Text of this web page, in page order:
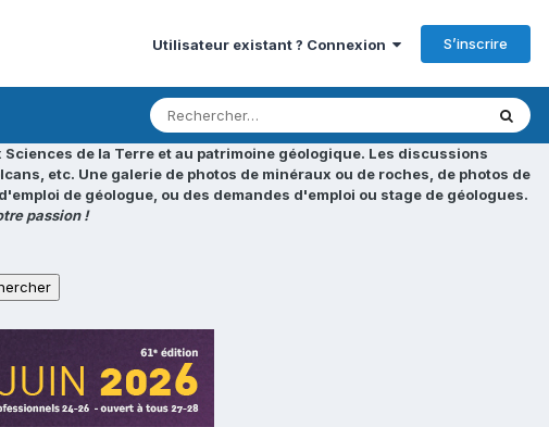
Utilisateur existant ? Connexion S’inscrire
de la Terre et au patrimoine géologique. Les discussions
etc. Une galerie de photos de minéraux ou de roches, de photos de
de géologue, ou des demandes d'emploi ou stage de géologues.
passion !